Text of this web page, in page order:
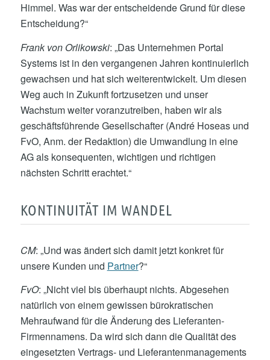
Himmel. Was war der entscheidende Grund für diese
Entscheidung?“
Frank von Orlikowski: „Das Unternehmen Portal
Systems ist in den vergangenen Jahren kontinuierlich
gewachsen und hat sich weiterentwickelt. Um diesen
Weg auch in Zukunft fortzusetzen und unser
Wachstum weiter voranzutreiben, haben wir als
geschäftsführende Gesellschafter (André Hoseas und
FvO, Anm. der Redaktion) die Umwandlung in eine
AG als konsequenten, wichtigen und richtigen
nächsten Schritt erachtet.“
KONTINUITÄT IM WANDEL
CM: „Und was ändert sich damit jetzt konkret für
unsere Kunden und Partner?“
FvO: „Nicht viel bis überhaupt nichts. Abgesehen
natürlich von einem gewissen bürokratischen
Mehraufwand für die Änderung des Lieferanten-
Firmennamens. Da wird sich dann die Qualität des
eingesetzten Vertrags- und Lieferantenmanagements